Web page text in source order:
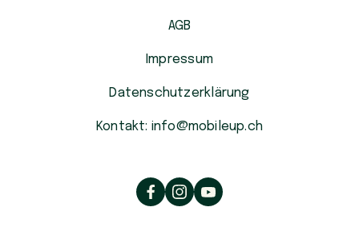
AGB
Impressum
Datenschutzerklärung
Kontakt: info@mobileup.ch